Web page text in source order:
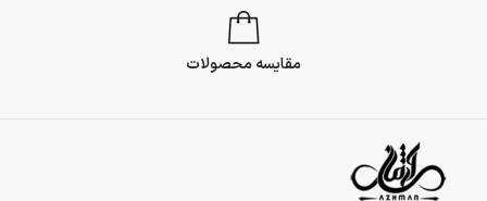
مقایسه محصولات